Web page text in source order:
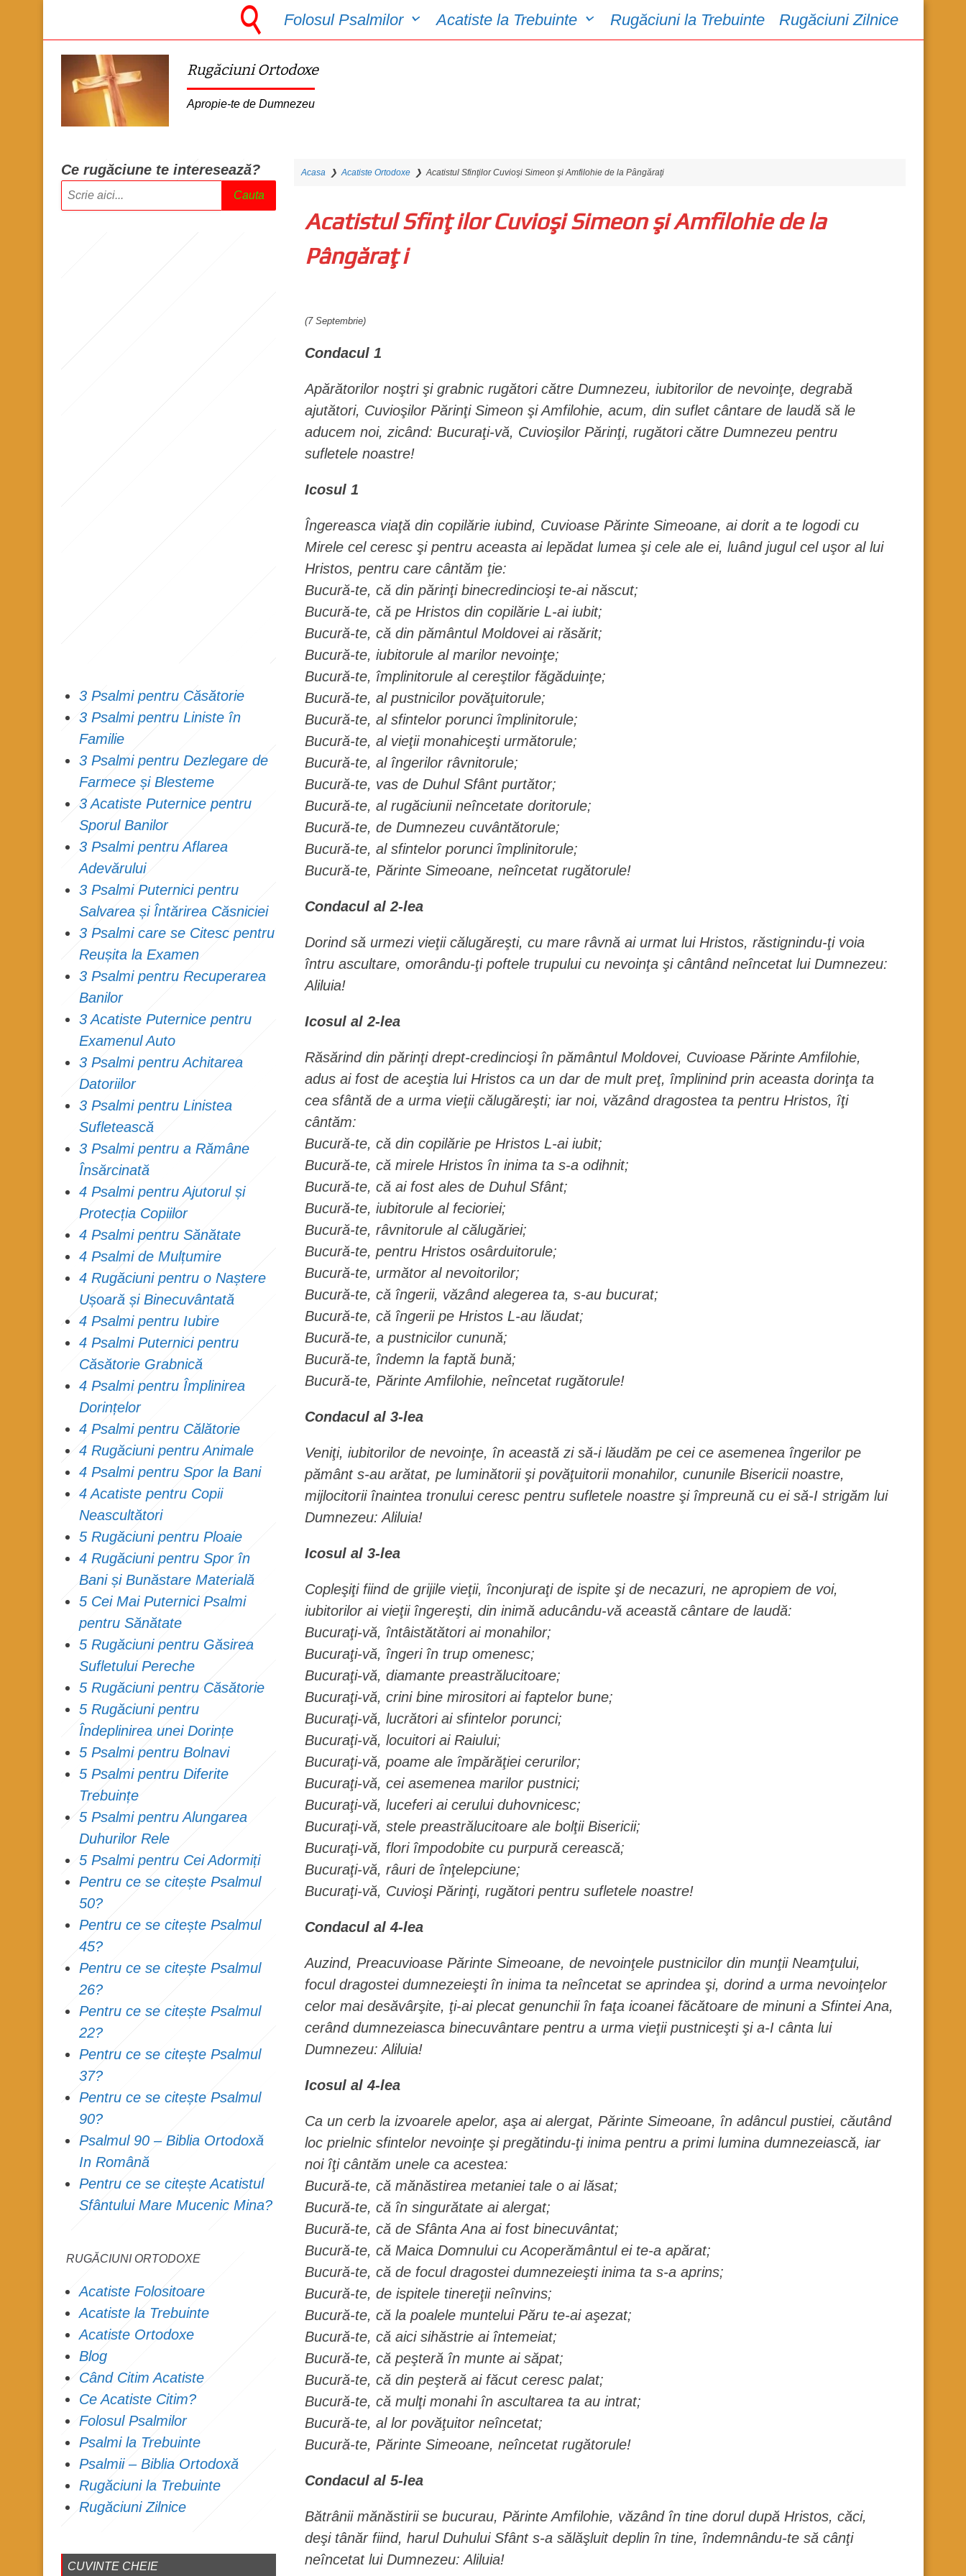
Folosul Psalmilor Acatiste la Trebuinte Rugăciuni la Trebuinte Rugăciuni Zilnice
Rugăciuni Ortodoxe
Apropie-te de Dumnezeu
Acasa ❯Acatiste Ortodoxe ❯Acatistul Sfinţilor Cuvioşi Simeon şi Amfilohie de la Pângăraţi
Acatistul Sfinţilor Cuvioşi Simeon şi Amfilohie de la
Pângăraţi
(7 Septembrie)
Condacul 1
Apărătorilor noştri şi grabnic rugători către Dumnezeu, iubitorilor de nevoinţe, degrabă
ajutători, Cuvioşilor Părinţi Simeon şi Amfilohie, acum, din suflet cântare de laudă să le
aducem noi, zicând: Bucuraţi-vă, Cuvioşilor Părinţi, rugători către Dumnezeu pentru
sufletele noastre!
Icosul 1
Îngereasca viaţă din copilărie iubind, Cuvioase Părinte Simeoane, ai dorit a te logodi cu
Mirele cel ceresc şi pentru aceasta ai lepădat lumea şi cele ale ei, luând jugul cel uşor al lui
Hristos, pentru care cântăm ţie:
Bucură-te, că din părinţi binecredincioşi te-ai născut;
Bucură-te, că pe Hristos din copilărie L-ai iubit;
Bucură-te, că din pământul Moldovei ai răsărit;
Bucură-te, iubitorule al marilor nevoinţe;
Bucură-te, împlinitorule al cereştilor făgăduinţe;
Bucură-te, al pustnicilor povăţuitorule;
Bucură-te, al sfintelor porunci împlinitorule;
Bucură-te, al vieţii monahiceşti următorule;
Bucură-te, al îngerilor râvnitorule;
Bucură-te, vas de Duhul Sfânt purtător;
Bucură-te, al rugăciunii neîncetate doritorule;
Bucură-te, de Dumnezeu cuvântătorule;
Bucură-te, al sfintelor porunci împlinitorule;
Bucură-te, Părinte Simeoane, neîncetat rugătorule!
Condacul al 2-lea
Dorind să urmezi vieţii călugăreşti, cu mare râvnă ai urmat lui Hristos, răstignindu-ţi voia
întru ascultare, omorându-ţi poftele trupului cu nevoinţa şi cântând neîncetat lui Dumnezeu:
Aliluia!
Icosul al 2-lea
Răsărind din părinţi drept-credincioşi în pământul Moldovei, Cuvioase Părinte Amfilohie,
adus ai fost de aceştia lui Hristos ca un dar de mult preţ, împlinind prin aceasta dorinţa ta
cea sfântă de a urma vieţii călugăreşti; iar noi, văzând dragostea ta pentru Hristos, îţi
cântăm:
Bucură-te, că din copilărie pe Hristos L-ai iubit;
Bucură-te, că mirele Hristos în inima ta s-a odihnit;
Bucură-te, că ai fost ales de Duhul Sfânt;
Bucură-te, iubitorule al fecioriei;
Bucură-te, râvnitorule al călugăriei;
Bucură-te, pentru Hristos osârduitorule;
Bucură-te, următor al nevoitorilor;
Bucură-te, că îngerii, văzând alegerea ta, s-au bucurat;
Bucură-te, că îngerii pe Hristos L-au lăudat;
Bucură-te, a pustnicilor cunună;
Bucură-te, îndemn la faptă bună;
Bucură-te, Părinte Amfilohie, neîncetat rugătorule!
Condacul al 3-lea
Veniţi, iubitorilor de nevoinţe, în această zi să-i lăudăm pe cei ce asemenea îngerilor pe
pământ s-au arătat, pe luminătorii şi povăţuitorii monahilor, cununile Bisericii noastre,
mijlocitorii înaintea tronului ceresc pentru sufletele noastre şi împreună cu ei să-I strigăm lui
Dumnezeu: Aliluia!
Icosul al 3-lea
Copleşiţi fiind de grijile vieţii, înconjuraţi de ispite şi de necazuri, ne apropiem de voi,
iubitorilor ai vieţii îngereşti, din inimă aducându-vă această cântare de laudă:
Bucuraţi-vă, întâistătători ai monahilor;
Bucuraţi-vă, îngeri în trup omenesc;
Bucuraţi-vă, diamante preastrălucitoare;
Bucuraţi-vă, crini bine mirositori ai faptelor bune;
Bucuraţi-vă, lucrători ai sfintelor porunci;
Bucuraţi-vă, locuitori ai Raiului;
Bucuraţi-vă, poame ale împărăţiei cerurilor;
Bucuraţi-vă, cei asemenea marilor pustnici;
Bucuraţi-vă, luceferi ai cerului duhovnicesc;
Bucuraţi-vă, stele preastrălucitoare ale bolţii Bisericii;
Bucuraţi-vă, flori împodobite cu purpură cerească;
Bucuraţi-vă, râuri de înţelepciune;
Bucuraţi-vă, Cuvioşi Părinţi, rugători pentru sufletele noastre!
Condacul al 4-lea
Auzind, Preacuvioase Părinte Simeoane, de nevoinţele pustnicilor din munţii Neamţului,
focul dragostei dumnezeieşti în inima ta neîncetat se aprindea şi, dorind a urma nevoinţelor
celor mai desăvârşite, ţi-ai plecat genunchii în faţa icoanei făcătoare de minuni a Sfintei Ana,
cerând dumnezeiasca binecuvântare pentru a urma vieţii pustniceşti şi a-I cânta lui
Dumnezeu: Aliluia!
Icosul al 4-lea
Ca un cerb la izvoarele apelor, aşa ai alergat, Părinte Simeoane, în adâncul pustiei, căutând
loc prielnic sfintelor nevoinţe şi pregătindu-ţi inima pentru a primi lumina dumnezeiască, iar
noi îţi cântăm unele ca acestea:
Bucură-te, că mănăstirea metaniei tale o ai lăsat;
Bucură-te, că în singurătate ai alergat;
Bucură-te, că de Sfânta Ana ai fost binecuvântat;
Bucură-te, că Maica Domnului cu Acoperământul ei te-a apărat;
Bucură-te, că de focul dragostei dumnezeieşti inima ta s-a aprins;
Bucură-te, de ispitele tinereţii neînvins;
Bucură-te, că la poalele muntelui Păru te-ai aşezat;
Bucură-te, că aici sihăstrie ai întemeiat;
Bucură-te, că peşteră în munte ai săpat;
Bucură-te, că din peşteră ai făcut ceresc palat;
Bucură-te, că mulţi monahi în ascultarea ta au intrat;
Bucură-te, al lor povăţuitor neîncetat;
Bucură-te, Părinte Simeoane, neîncetat rugătorule!
Condacul al 5-lea
Bătrânii mănăstirii se bucurau, Părinte Amfilohie, văzând în tine dorul după Hristos, căci,
deşi tânăr fiind, harul Duhului Sfânt s-a sălăşluit deplin în tine, îndemnându-te să cânţi
neîncetat lui Dumnezeu: Aliluia!
Ce rugăciune te interesează?
Cauta
3 Psalmi pentru Căsătorie
3 Psalmi pentru Liniste în
Familie
3 Psalmi pentru Dezlegare de
Farmece și Blesteme
3 Acatiste Puternice pentru
Sporul Banilor
3 Psalmi pentru Aflarea
Adevărului
3 Psalmi Puternici pentru
Salvarea și Întărirea Căsniciei
3 Psalmi care se Citesc pentru
Reușita la Examen
3 Psalmi pentru Recuperarea
Banilor
3 Acatiste Puternice pentru
Examenul Auto
3 Psalmi pentru Achitarea
Datoriilor
3 Psalmi pentru Linistea
Sufletească
3 Psalmi pentru a Rămâne
Însărcinată
4 Psalmi pentru Ajutorul și
Protecția Copiilor
4 Psalmi pentru Sănătate
4 Psalmi de Mulțumire
4 Rugăciuni pentru o Naștere
Ușoară și Binecuvântată
4 Psalmi pentru Iubire
4 Psalmi Puternici pentru
Căsătorie Grabnică
4 Psalmi pentru Împlinirea
Dorințelor
4 Psalmi pentru Călătorie
4 Rugăciuni pentru Animale
4 Psalmi pentru Spor la Bani
4 Acatiste pentru Copii
Neascultători
5 Rugăciuni pentru Ploaie
4 Rugăciuni pentru Spor în
Bani și Bunăstare Materială
5 Cei Mai Puternici Psalmi
pentru Sănătate
5 Rugăciuni pentru Găsirea
Sufletului Pereche
5 Rugăciuni pentru Căsătorie
5 Rugăciuni pentru
Îndeplinirea unei Dorințe
5 Psalmi pentru Bolnavi
5 Psalmi pentru Diferite
Trebuințe
5 Psalmi pentru Alungarea
Duhurilor Rele
5 Psalmi pentru Cei Adormiți
Pentru ce se citește Psalmul
50?
Pentru ce se citește Psalmul
45?
Pentru ce se citește Psalmul
26?
Pentru ce se citește Psalmul
22?
Pentru ce se citește Psalmul
37?
Pentru ce se citește Psalmul
90?
Psalmul 90 – Biblia Ortodoxă
In Română
Pentru ce se citește Acatistul
Sfântului Mare Mucenic Mina?
RUGĂCIUNI ORTODOXE
Acatiste Folositoare
Acatiste la Trebuinte
Acatiste Ortodoxe
Blog
Când Citim Acatiste
Ce Acatiste Citim?
Folosul Psalmilor
Psalmi la Trebuinte
Psalmii – Biblia Ortodoxă
Rugăciuni la Trebuinte
Rugăciuni Zilnice
CUVINTE CHEIE